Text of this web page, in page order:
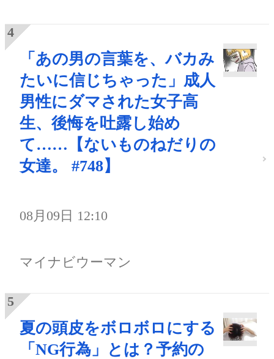
「あの男の言葉を、バカみ
たいに信じちゃった」成人
男性にダマされた女子高
生、後悔を吐露し始め
て……【ないものねだりの
女達。 #748】
08月09日 12:10
マイナビウーマン
夏の頭皮をボロボロにする
「NG行為」とは？予約の